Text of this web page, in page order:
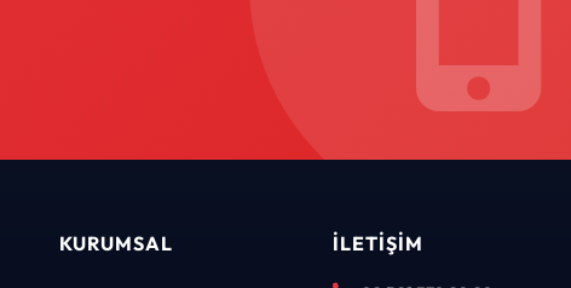
KURUMSAL İLETIŞIM